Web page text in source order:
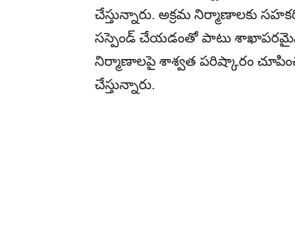
చేస్తున్నారు. అక్రమ నిర్మాణాలకు
సస్పెండ్ చేయడంతో పాటు శాఖాపరమైన
నిర్మాణాలపై శాశ్వత పరిష్కారం చూపించి,
చేస్తున్నారు.